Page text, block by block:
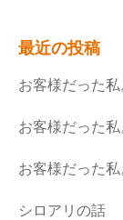
最近の投稿
お客様だった
お客様だった私
お客様だった私
シロアリの話